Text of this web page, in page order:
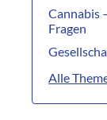
Cannabis
Fragen
Alle